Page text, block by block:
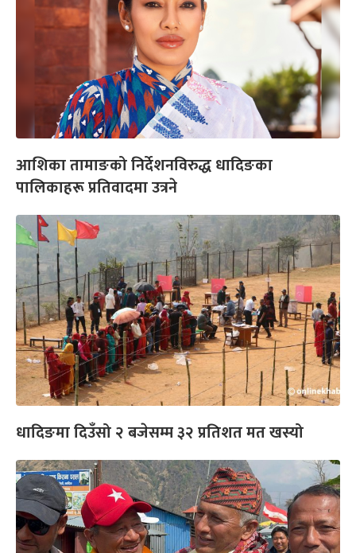
आशिका तामाङको निर्देशनविरुद्ध धादिङका
पालिकाहरू प्रतिवादमा उत्रने
धादिङमा दिउँसो २ बजेसम्म ३२ प्रतिशत मत खस्यो